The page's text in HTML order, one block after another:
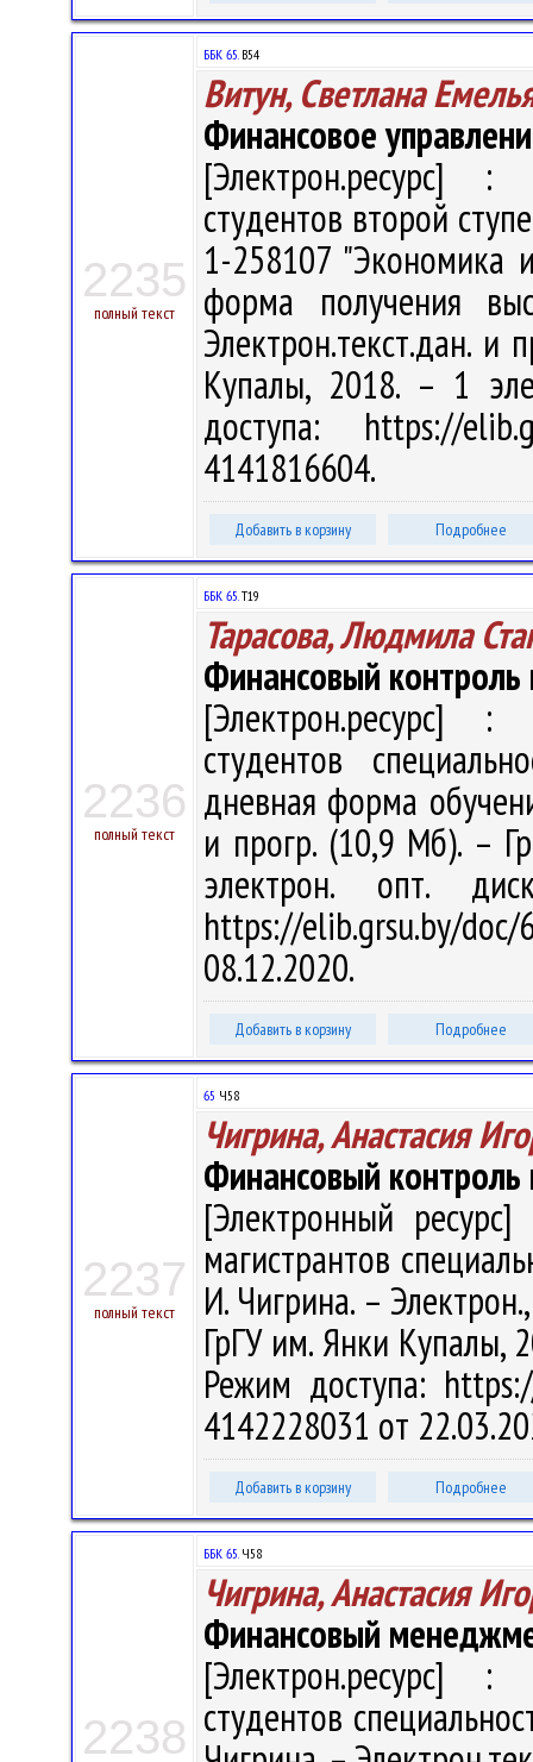
2235
полный текст
ББК 65.В54
Витун, Светлана
Финансовое
[Электрон.ресурс] :
студентов второй
1-258107 "Экономика
форма получения
Электрон.текст.дан.
Купалы, 2018. – 1
доступа: https://
4141816604.
Добавить в корзину Подробнее
2236
полный текст
ББК 65.Т19
Тарасова, Людмила
Финансовый контроль
[Электрон.ресурс] :
студентов
дневная форма
и прогр. (10,9 Мб). –
электрон. опт.
https://elib.grsu.by/
08.12.2020.
Добавить в корзину Подробнее
2237
полный текст
65 Ч58
Чигрина, Анастасия
Финансовый
[Электронный
магистрантов
И. Чигрина. –
ГрГУ им. Янки Купалы,
Режим доступа:
4142228031 от
Добавить в корзину Подробнее
2238
ББК 65.Ч58
Чигрина, Анастасия
Финансовый
[Электрон.ресурс] :
студентов